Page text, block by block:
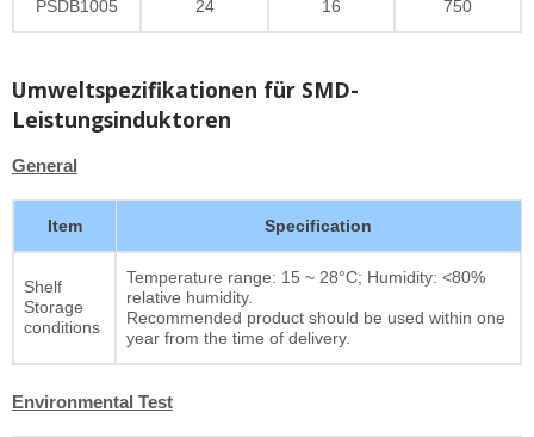
PSDB1005 24 16 750
Umweltspezifikationen für SMD-
Leistungsinduktoren
General
Item Specification
Shelf
Storage
conditions
Temperature range: 15 ~ 28°C; Humidity: <80%
relative humidity.
Recommended product should be used within one
year from the time of delivery.
Environmental Test